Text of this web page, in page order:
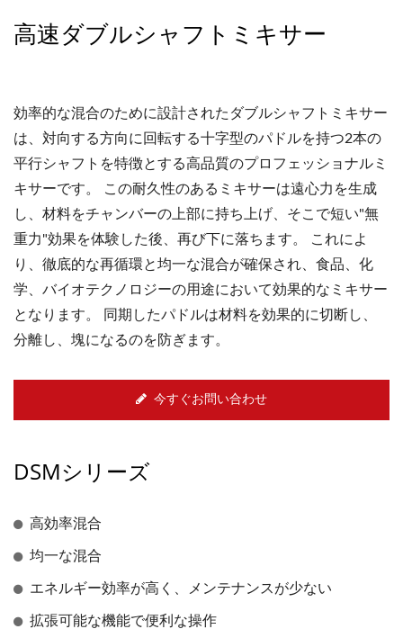
高速ダブルシャフトミキサー
効率的な混合のために設計されたダブルシャフトミキサー
は、対向する方向に回転する十字型のパドルを持つ2本の
平行シャフトを特徴とする高品質のプロフェッショナルミ
キサーです。 この耐久性のあるミキサーは遠心力を生成
し、材料をチャンバーの上部に持ち上げ、そこで短い"無
重力"効果を体験した後、再び下に落ちます。 これによ
り、徹底的な再循環と均一な混合が確保され、食品、化
学、バイオテクノロジーの用途において効果的なミキサー
となります。 同期したパドルは材料を効果的に切断し、
分離し、塊になるのを防ぎます。
今すぐお問い合わせ
DSMシリーズ
高効率混合
均一な混合
エネルギー効率が高く、メンテナンスが少ない
拡張可能な機能で便利な操作